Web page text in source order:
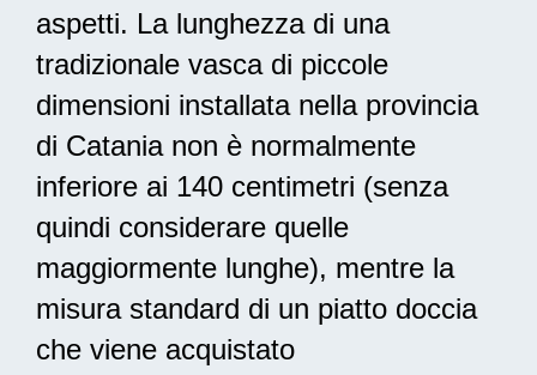
aspetti. La lunghezza di una
tradizionale vasca di piccole
dimensioni installata nella provincia
di Catania non è normalmente
inferiore ai 140 centimetri (senza
quindi considerare quelle
maggiormente lunghe), mentre la
misura standard di un piatto doccia
che viene acquistato